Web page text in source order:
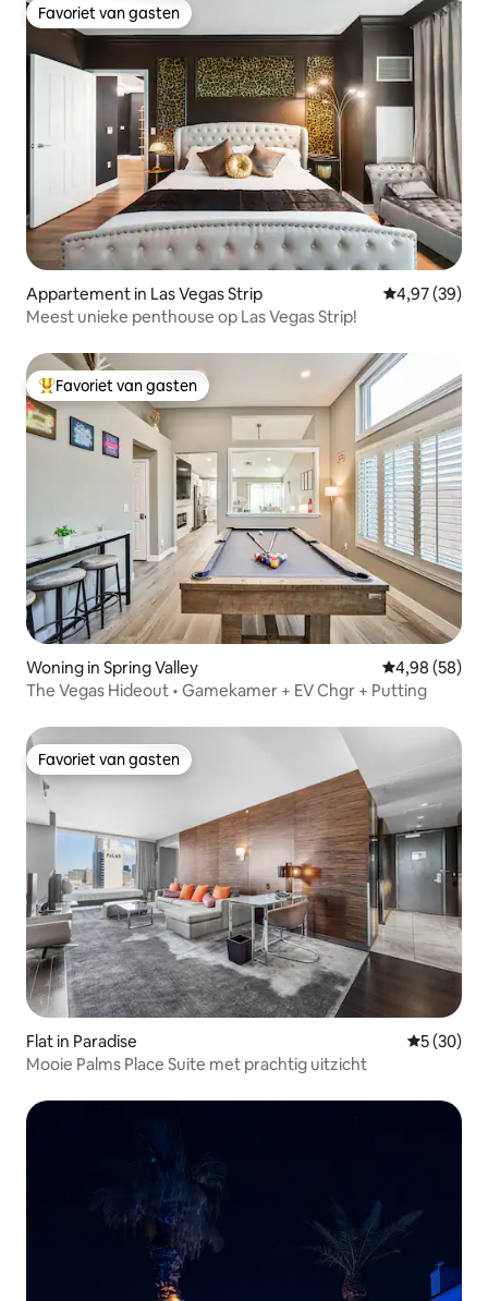
Favoriet van gasten
Favoriet van gasten
Appartement in Las Vegas Strip Gemiddelde
4,97 (39)
Meest unieke penthouse op Las Vegas Strip!
Topfavoriet van gasten
Favoriet van gasten
Woning in Spring Valley Gemiddelde
4,98 (58)
The Vegas Hideout • Gamekamer + EV Chgr + Putting
Favoriet van gasten
Favoriet van gasten
Flat in Paradise
5 (30)
Mooie Palms Place Suite met prachtig uitzicht